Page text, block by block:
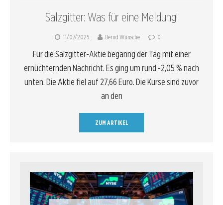
Salzgitter: Was für eine Meldung!
11/07/2025 Bernd Wünsche 0
Für die Salzgitter-Aktie beganng der Tag mit einer
ernüchternden Nachricht. Es ging um rund -2,05 % nach
unten. Die Aktie fiel auf 27,66 Euro. Die Kurse sind zuvor
an den
ZUM ARTIKEL